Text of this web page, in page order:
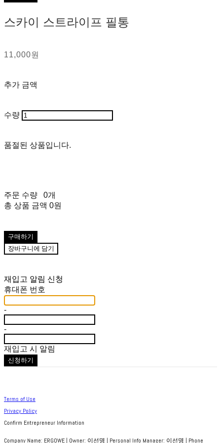
스카이 스트라이프 필통
11,000원
추가 금액
수량
품절된 상품입니다.
주문 수량
0개
총 상품 금액 0원
구매하기
장바구니에 담기
재입고 알림 신청
휴대폰 번호
-
-
재입고 시 알림
신청하기
Terms of Use
Privacy Policy
Confirm Entrepreneur Information
Company Name: ERGOWE | Owner: 이선명 | Personal Info Manager: 이선명 | Phone